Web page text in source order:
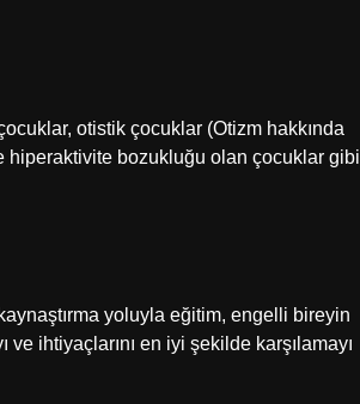
otistik çocuklar (Otizm hakkında
bozukluğu olan çocuklar gibi
yoluyla eğitim, engelli bireyin
ihtiyaçlarını en iyi şekilde karşılamayı